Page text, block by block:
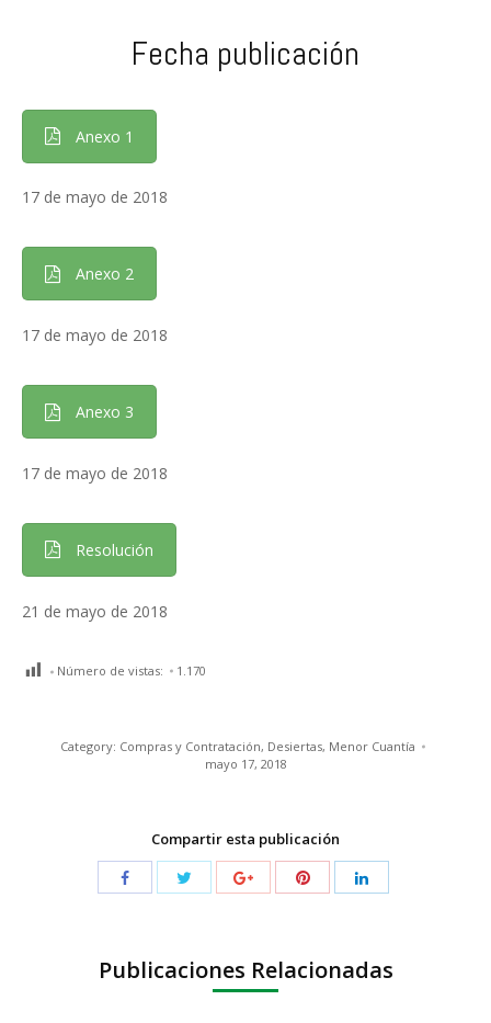
Fecha publicación
Anexo 1
17 de mayo de 2018
Anexo 2
17 de mayo de 2018
Anexo 3
17 de mayo de 2018
Resolución
21 de mayo de 2018
Número de vistas: 1.170
Category: Compras y Contratación, Desiertas, Menor Cuantía
mayo 17, 2018
Compartir esta publicación
Publicaciones Relacionadas